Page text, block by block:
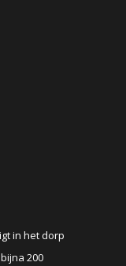
in het dorp
200